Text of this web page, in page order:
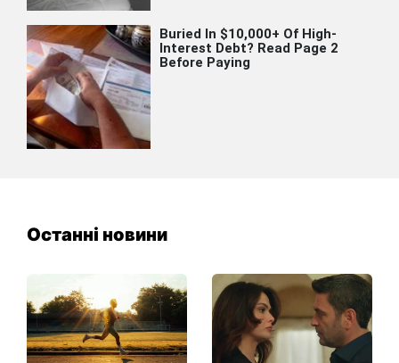
Останні новини